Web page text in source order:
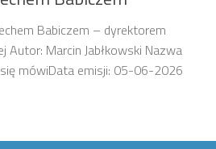
Babiczem – dyrektorem
Autor: Marcin Jabłkowski Nazwa
mówiData emisji: 05-06-2026